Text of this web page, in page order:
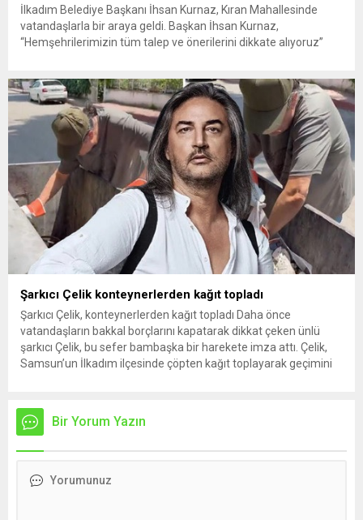
İlkadım Belediye Başkanı İhsan Kurnaz, Kıran Mahallesinde
vatandaşlarla bir araya geldi. Başkan İhsan Kurnaz,
“Hemşehrilerimizin tüm talep ve önerilerini dikkate alıyoruz”
sohbet eden, onların talep ve önerileri dinleyen Başkan İhsan
Kurnaz, gelen taleplerin çözümü için...
Şarkıcı Çelik konteynerlerden kağıt topladı
Şarkıcı Çelik, konteynerlerden kağıt topladı Daha önce
vatandaşların bakkal borçlarını kapatarak dikkat çeken ünlü
şarkıcı Çelik, bu sefer bambaşka bir harekete imza attı. Çelik,
Samsun’un İlkadım ilçesinde çöpten kağıt toplayarak geçimini
İlkadım ilçesinde çöpten kağıt toplayarak...
Bir Yorum Yazın